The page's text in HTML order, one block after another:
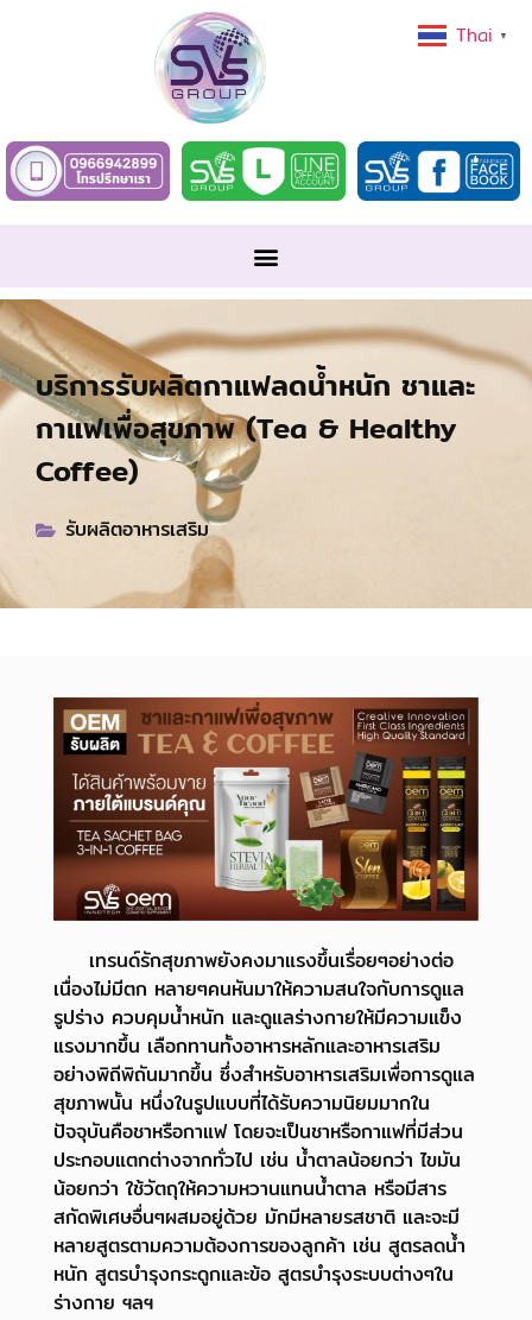
บริการรับผลิตกาแฟลดน้ำหนัก ชาและ
กาแฟเพื่อสุขภาพ (Tea & Healthy
Coffee)
รับผลิตอาหารเสริม
เทรนด์รักสุขภาพยังคงมาแรงขึ้นเรื่อยๆอย่างต่อ
เนื่องไม่มีตก หลายๆคนหันมาให้ความสนใจกับการดูแล
รูปร่าง ควบคุมน้ำหนัก และดูแลร่างกายให้มีความแข็ง
แรงมากขึ้น เลือกทานทั้งอาหารหลักและอาหารเสริม
อย่างพิถีพิถันมากขึ้น ซึ่งสำหรับอาหารเสริมเพื่อการดูแล
สุขภาพนั้น หนึ่งในรูปแบบที่ได้รับความนิยมมากใน
ปัจจุบันคือชาหรือกาแฟ โดยจะเป็นชาหรือกาแฟที่มีส่วน
ประกอบแตกต่างจากทั่วไป เช่น น้ำตาลน้อยกว่า ไขมัน
น้อยกว่า ใช้วัตถุให้ความหวานแทนน้ำตาล หรือมีสาร
สกัดพิเศษอื่นๆผสมอยู่ด้วย มักมีหลายรสชาติ และจะมี
หลายสูตรตามความต้องการของลูกค้า เช่น สูตรลดน้ำ
หนัก สูตรบำรุงกระดูกและข้อ สูตรบำรุงระบบต่างๆใน
ร่างกาย ฯลฯ
Thai ▼